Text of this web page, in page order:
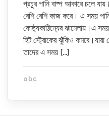
প্রচুর পানি বাষ্প আকারে চলে
বেশি বেশি কাজ করে। এ সময়
কোষ্ঠ্যকাঠিন্যের ঝামেলায়।এ
হিট স্ট্রোকের ঝুঁকিও
তাদের এ সময় […]
abc